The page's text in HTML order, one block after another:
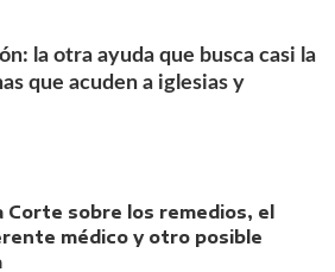
la otra ayuda que busca casi la
que acuden a iglesias y